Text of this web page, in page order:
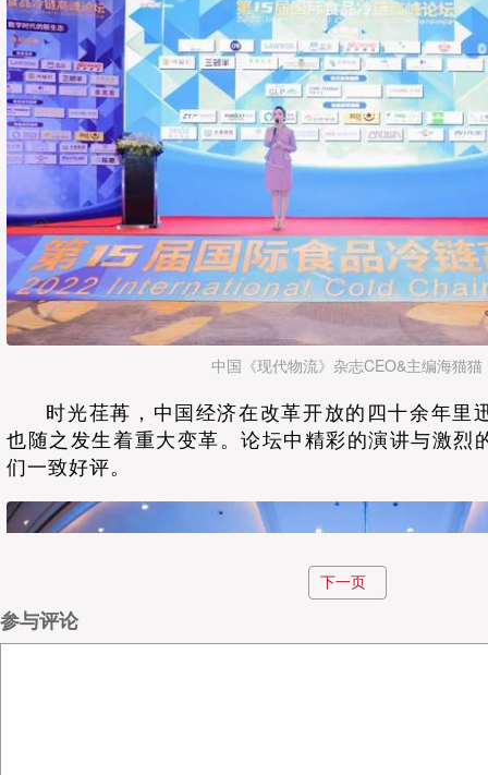
中国《现代物流》杂志CEO&主编海猫猫
时光荏苒，中国经济在改革开放的四十余年里
也随之发生着重大变革。论坛中精彩的演讲与激烈
们一致好评。
下一页
参与评论